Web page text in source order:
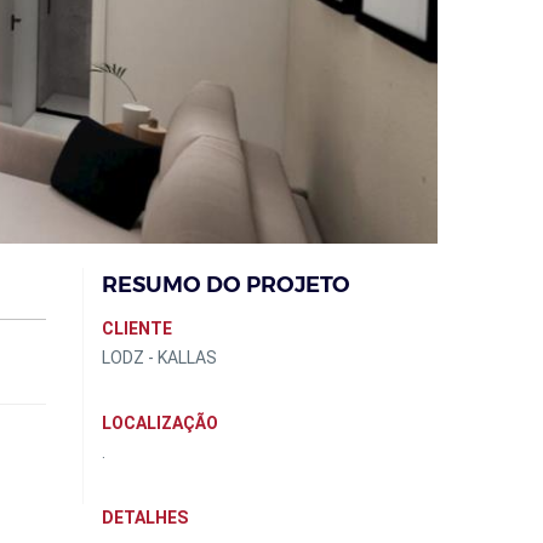
RESUMO DO PROJETO
CLIENTE
LODZ - KALLAS
LOCALIZAÇÃO
DETALHES